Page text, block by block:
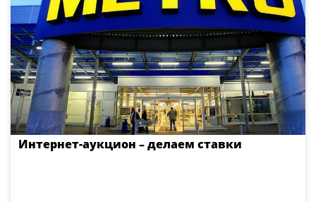
Интернет-аукцион – делаем ставки